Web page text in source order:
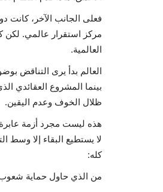
فعلى الجانب الآخر، كانت
مركز استقرار عالمي. لكن
العالمية.
العالم بدأ يرى التناقض
بينما المشروع العقائدي
ظلال الخوف وعدم اليقين.
هذه ليست مجرد أزمة
لا يستطيع البقاء إلا وسط
كله:
من الذي حاول حماية